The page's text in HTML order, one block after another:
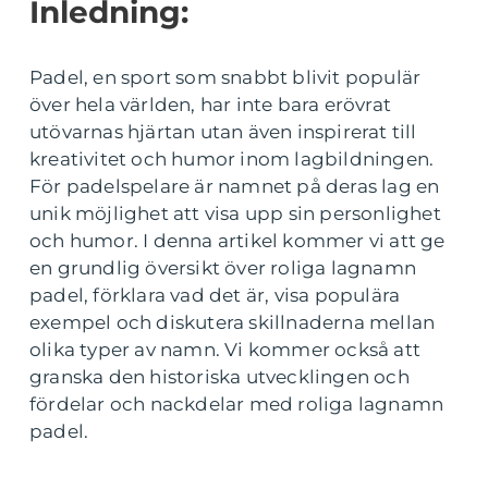
Inledning:
Padel, en sport som snabbt blivit populär
över hela världen, har inte bara erövrat
utövarnas hjärtan utan även inspirerat till
kreativitet och humor inom lagbildningen.
För padelspelare är namnet på deras lag en
unik möjlighet att visa upp sin personlighet
och humor. I denna artikel kommer vi att ge
en grundlig översikt över roliga lagnamn
padel, förklara vad det är, visa populära
exempel och diskutera skillnaderna mellan
olika typer av namn. Vi kommer också att
granska den historiska utvecklingen och
fördelar och nackdelar med roliga lagnamn
padel.